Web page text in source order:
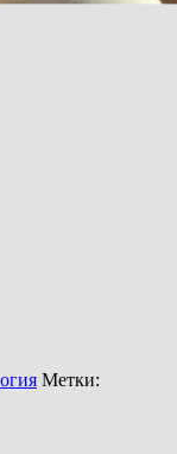
Метки: